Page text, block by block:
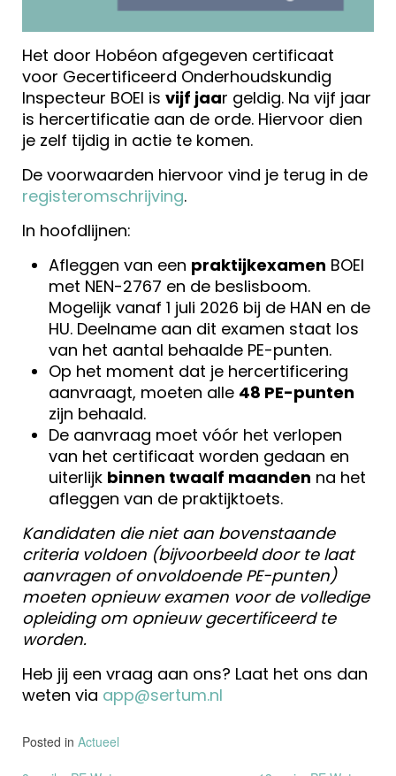
Het door Hobéon afgegeven certificaat
voor Gecertificeerd Onderhoudskundig
Inspecteur BOEI is vijf jaar geldig. Na vijf jaar
is hercertificatie aan de orde. Hiervoor dien
je zelf tijdig in actie te komen.
De voorwaarden hiervoor vind je terug in de
registeromschrijving.
In hoofdlijnen:
Afleggen van een praktijkexamen BOEI
met NEN-2767 en de beslisboom.
Mogelijk vanaf 1 juli 2026 bij de HAN en de
HU. Deelname aan dit examen staat los
van het aantal behaalde PE-punten.
Op het moment dat je hercertificering
aanvraagt, moeten alle 48 PE-punten
zijn behaald.
De aanvraag moet vóór het verlopen
van het certificaat worden gedaan en
uiterlijk binnen twaalf maanden na het
afleggen van de praktijktoets.
Kandidaten die niet aan bovenstaande
criteria voldoen (bijvoorbeeld door te laat
aanvragen of onvoldoende PE-punten)
moeten opnieuw examen voor de volledige
opleiding om opnieuw gecertificeerd te
worden.
Heb jij een vraag aan ons? Laat het ons dan
weten via app@sertum.nl
Posted in Actueel